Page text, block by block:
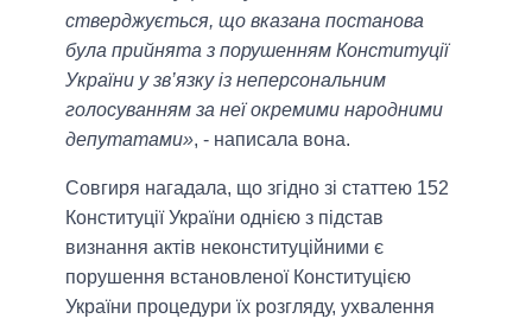
стверджується, що вказана постанова
була прийнята з порушенням Конституції
України у зв’язку із неперсональним
голосуванням за неї окремими народними
депутатами», - написала вона.
Совгиря нагадала, що згідно зі статтею 152
Конституції України однією з підстав
визнання актів неконституційними є
порушення встановленої Конституцією
України процедури їх розгляду, ухвалення